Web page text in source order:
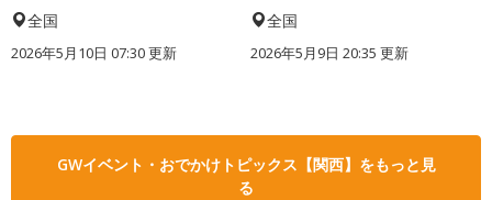
全国
2026年5月10日 07:30 更新
全国
2026年5月9日 20:35 更新
GWイベント・おでかけトピックス【関西】をもっと見
る